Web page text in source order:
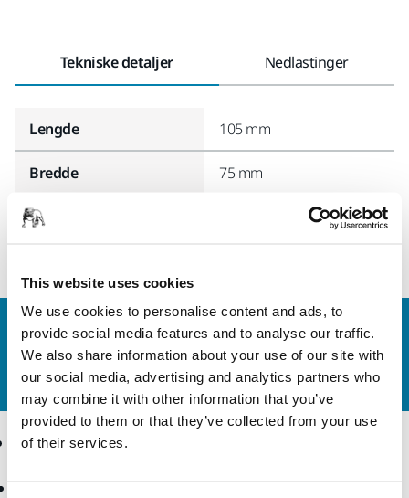
This website uses cookies
We use cookies to personalise content and ads, to
provide social media features and to analyse our traffic.
We also share information about your use of our site with
our social media, advertising and analytics partners who
may combine it with other information that you’ve
provided to them or that they’ve collected from your use
of their services.
Tekniske detaljer Nedlastinger
Lengde 105 mm
Bredde 75 mm
Kontakt oss
Vil du vite mer?Ta kontakt, så svarer støtteteamet
vårt på spørsmålene dine.
Produkter